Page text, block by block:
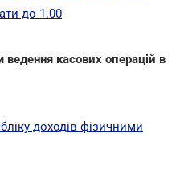
до 1.00
касових операцій в
доходів фізичними